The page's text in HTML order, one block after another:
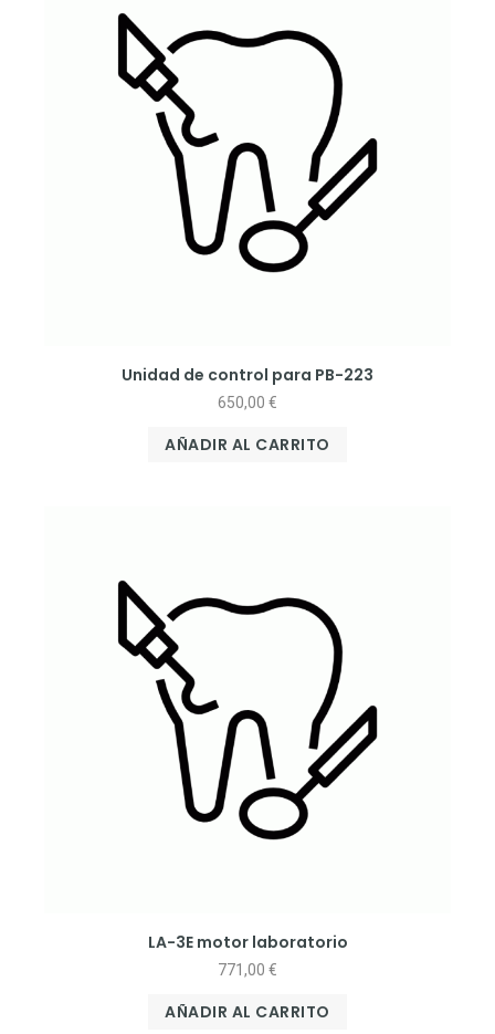
Unidad de control para PB-223
650,00 €
AÑADIR AL CARRITO
LA-3E motor laboratorio
771,00 €
AÑADIR AL CARRITO